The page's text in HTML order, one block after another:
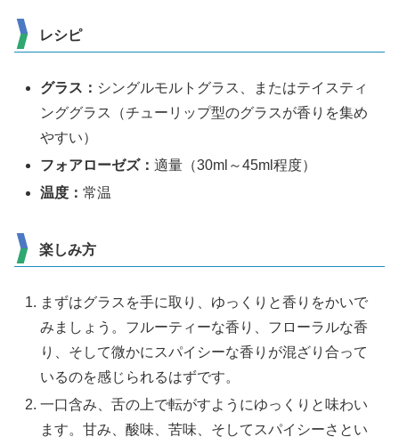
レシピ
グラス： シングルモルトグラス、またはテイスティ
ンググラス（チューリップ型のグラスが香りを集め
やすい）
フォアローゼズ：適量（30ml～45ml程度）
温度：常温
楽しみ方
まずはグラスを手に取り、ゆっくりと香りをかいで
みましょう。フルーティーな香り、フローラルな香
り、そして微かにスパイシーな香りが混ざり合って
いるのを感じられるはずです。
一口含み、舌の上で転がすようにゆっくりと味わい
ます。甘み、酸味、苦味、そしてスパイシーさとい